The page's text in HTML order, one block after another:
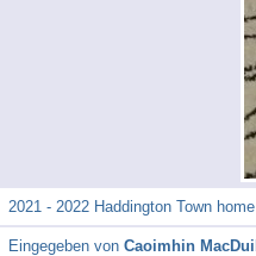
2021 - 2022 Haddington Town
Eingegeben von Caoimhin